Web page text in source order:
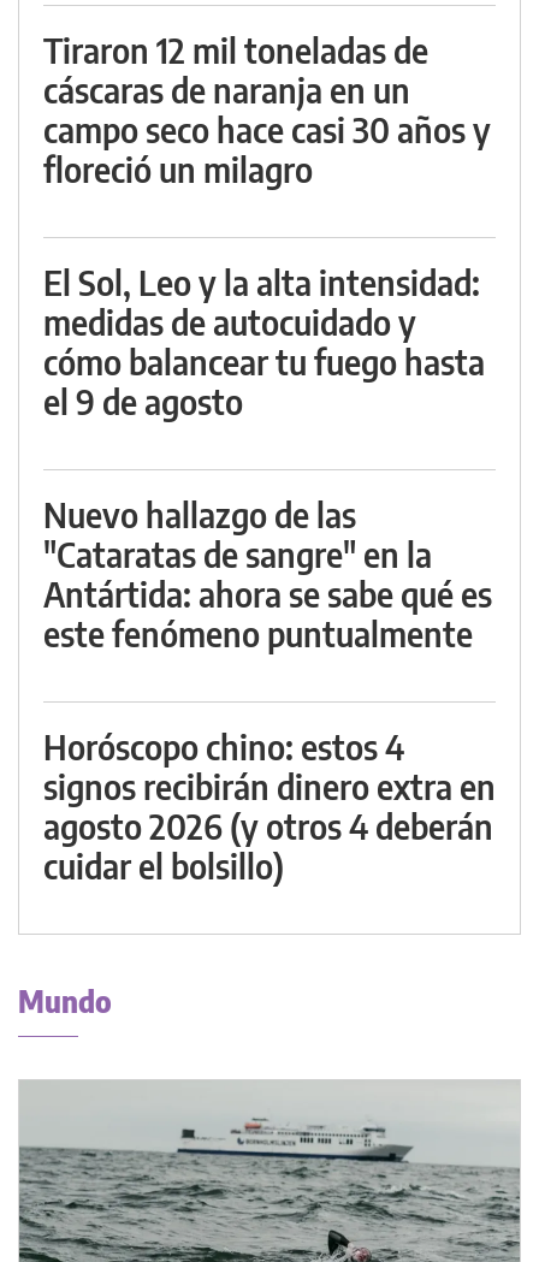
Tiraron 12 mil toneladas de
cáscaras de naranja en un
campo seco hace casi 30 años y
floreció un milagro
El Sol, Leo y la alta intensidad:
medidas de autocuidado y
cómo balancear tu fuego hasta
el 9 de agosto
Nuevo hallazgo de las
"Cataratas de sangre" en la
Antártida: ahora se sabe qué es
este fenómeno puntualmente
Horóscopo chino: estos 4
signos recibirán dinero extra en
agosto 2026 (y otros 4 deberán
cuidar el bolsillo)
Mundo